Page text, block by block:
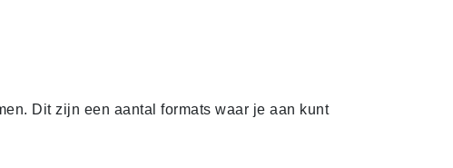
Dit zijn een aantal formats waar je aan kunt